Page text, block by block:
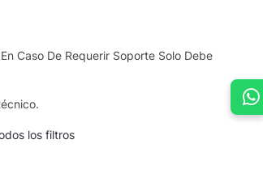
Caso De Requerir Soporte Solo Debe
los filtros